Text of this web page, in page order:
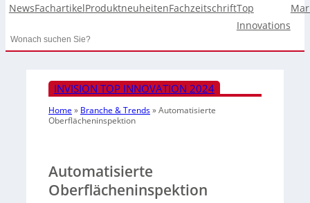
NewsFachartikelProduktneuheitenFachzeitschriftTop
Innovations
Search
INVISION TOP INNOVATION 2024
Home » Branche & Trends»Automatisierte
Oberflächeninspektion
Automatisierte
Oberflächeninspektion